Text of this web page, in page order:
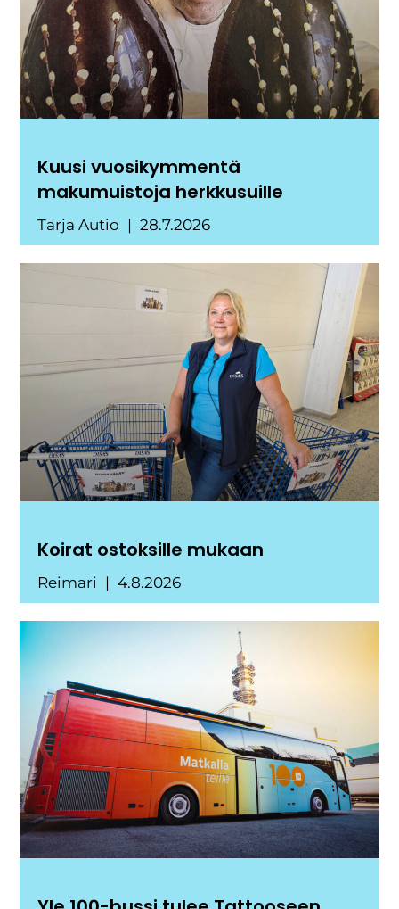
Kuusi vuosikymmentä
makumuistoja herkkusuille
Tarja Autio 28.7.2026
Koirat ostoksille mukaan
Reimari 4.8.2026